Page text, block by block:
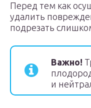
Перед тем как
удалить
подрезать
Важно!
и